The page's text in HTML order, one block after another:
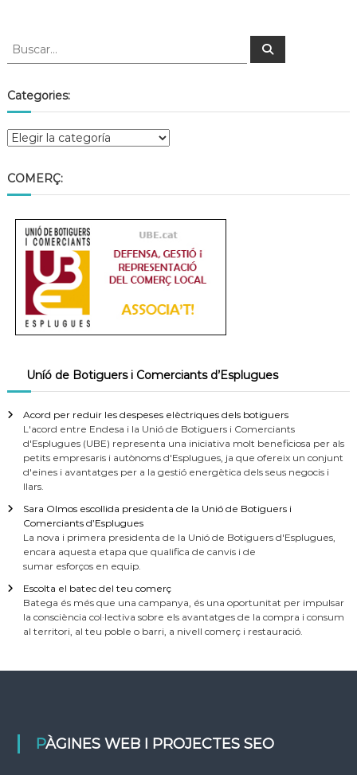
Categories:
COMERÇ:
Uníó de Botiguers i Comerciants d’Esplugues
Acord per reduir les despeses elèctriques dels botiguers
L'acord entre Endesa i la Unió de Botiguers i Comerciants
d'Esplugues (UBE) representa una iniciativa molt beneficiosa per als
petits empresaris i autònoms d'Esplugues, ja que ofereix un conjunt
d'eines i avantatges per a la gestió energètica dels seus negocis i
llars.
Sara Olmos escollida presidenta de la Unió de Botiguers i
Comerciants d’Esplugues
La nova i primera presidenta de la Unió de Botiguers d'Esplugues,
encara aquesta etapa que qualifica de canvis i de
sumar esforços en equip.
Escolta el batec del teu comerç
Batega és més que una campanya, és una oportunitat per impulsar
la consciència col·lectiva sobre els avantatges de la compra i consum
al territori, al teu poble o barri, a nivell comerç i restauració.
PÀGINES WEB I PROJECTES SEO